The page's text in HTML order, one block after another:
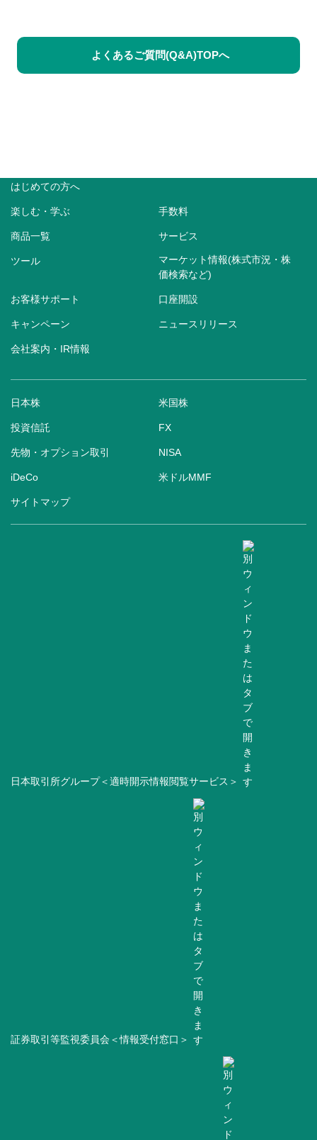
よくあるご質問(Q&A)TOPへ
はじめての方へ
楽しむ・学ぶ 手数料
商品一覧 サービス
ツール
マーケット情報(株式市況・株
価検索など)
お客様サポート 口座開設
キャンペーン ニュースリリース
会社案内・IR情報
日本株 米国株
投資信託 FX
先物・オプション取引 NISA
iDeCo 米ドルMMF
サイトマップ
日本取引所グループ＜適時開示情報閲覧サービス＞
証券取引等監視委員会＜情報受付窓口＞